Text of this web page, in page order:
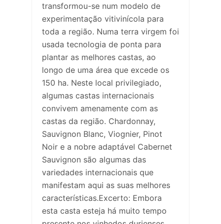
transformou-se num modelo de
experimentação vitivinícola para
toda a região. Numa terra virgem foi
usada tecnologia de ponta para
plantar as melhores castas, ao
longo de uma área que excede os
150 ha. Neste local privilegiado,
algumas castas internacionais
convivem amenamente com as
castas da região. Chardonnay,
Sauvignon Blanc, Viognier, Pinot
Noir e a nobre adaptável Cabernet
Sauvignon são algumas das
variedades internacionais que
manifestam aqui as suas melhores
características.Excerto: Embora
esta casta esteja há muito tempo